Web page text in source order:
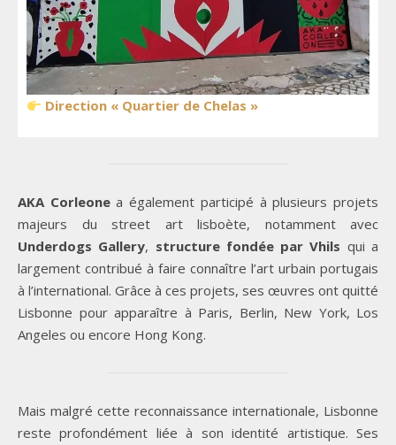
Direction « Quartier de Chelas »
AKA Corleonea également participé à plusieurs projets
majeurs du street art lisboète, notamment avec
Underdogs Gallery, structure fondée par Vhils qui a
largement contribué à faire connaître l’art urbain portugais
à l’international. Grâce à ces projets, ses œuvres ont quitté
Lisbonne pour apparaître à Paris, Berlin, New York, Los
Angeles ou encore Hong Kong.
Mais malgré cette reconnaissance internationale, Lisbonne
reste profondément liée à son identité artistique. Ses